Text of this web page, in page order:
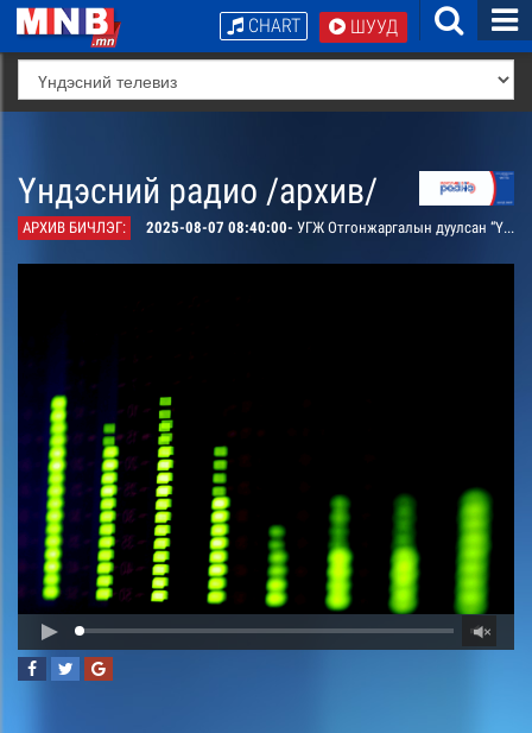
ШУУД
CHART
Үндэсний радио /архив/
АРХИВ БИЧЛЭГ: 2025-08-07 08:40:00- УГЖ Отгонжаргалын дуулсан “Үлэмжийн чанар” дуу